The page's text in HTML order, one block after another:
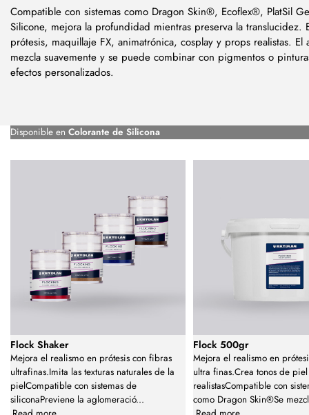
Compatible con sistemas como Dragon Skin®, Ecoflex®, PlatSil
Silicone, mejora la profundidad mientras preserva la translucidez.
prótesis, maquillaje FX, animatrónica, cosplay y props realistas. El
mezcla suavemente y se puede combinar con pigmentos o
efectos personalizados.
Disponible en Colorante de Silicona
Flock Shaker
Mejora el realismo en prótesis con fibras
ultrafinas.Imita las texturas naturales de la
pielCompatible con sistemas de
siliconaPreviene la aglomeració...
Flock 500gr
Mejora el realismo en
ultra finas.Crea tonos de piel
realistasCompatible con
como Dragon Skin®Se